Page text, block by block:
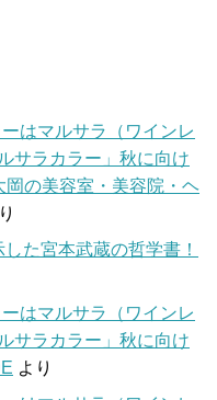
はマルサラ（ワインレ
サラカラー」秋に向け
岡の美容室・美容院・ヘ
た宮本武蔵の哲学書！
はマルサラ（ワインレ
サラカラー」秋に向け
より